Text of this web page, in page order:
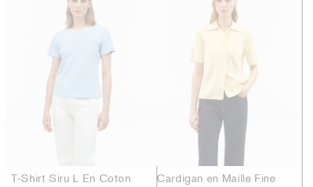
T-Shirt Siru L En Coton
Cardigan en Maille Fine